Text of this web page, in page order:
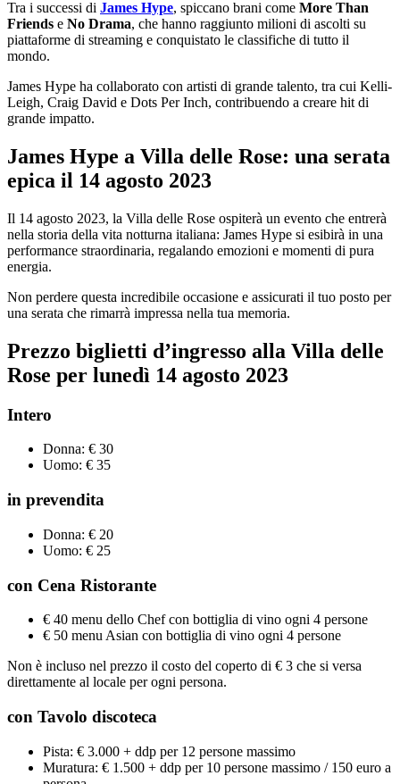
Tra i successi di James Hype, spiccano brani come More Than
Friends e No Drama, che hanno raggiunto milioni di ascolti su
piattaforme di streaming e conquistato le classifiche di tutto il
mondo.
James Hype ha collaborato con artisti di grande talento, tra cui Kelli-
Leigh, Craig David e Dots Per Inch, contribuendo a creare hit di
grande impatto.
James Hype a Villa delle Rose: una serata
epica il 14 agosto 2023
Il 14 agosto 2023, la Villa delle Rose ospiterà un evento che entrerà
nella storia della vita notturna italiana: James Hype si esibirà in una
performance straordinaria, regalando emozioni e momenti di pura
energia.
Non perdere questa incredibile occasione e assicurati il tuo posto per
una serata che rimarrà impressa nella tua memoria.
Prezzo biglietti d’ingresso alla Villa delle
Rose per lunedì 14 agosto 2023
Intero
Donna: € 30
Uomo: € 35
in prevendita
Donna: € 20
Uomo: € 25
con Cena Ristorante
€ 40 menu dello Chef con bottiglia di vino ogni 4 persone
€ 50 menu Asian con bottiglia di vino ogni 4 persone
Non è incluso nel prezzo il costo del coperto di € 3 che si versa
direttamente al locale per ogni persona.
con Tavolo discoteca
Pista: € 3.000 + ddp per 12 persone massimo
Muratura: € 1.500 + ddp per 10 persone massimo / 150 euro a